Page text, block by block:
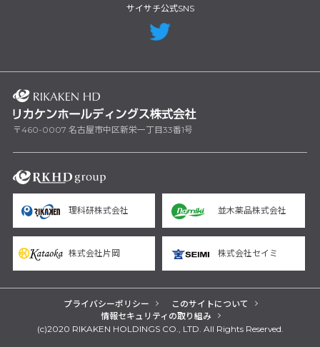
サイサチ公式SNS
〒460-0007 名古屋市中区新栄一丁目33番1号
理科研株式会社 並木薬品株式会社
株式会社片岡 株式会社セイミ
プライバシーポリシー
このサイトについて
情報セキュリティの取り組み
(c)2020 RIKAKEN HOLDINGS CO., LTD. All Rights Reserved.